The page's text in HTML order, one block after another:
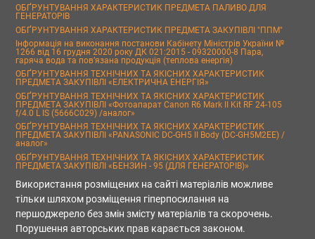
ОБҐРУНТУВАННЯ ХАРАКТЕРИСТИК ПРЕДМЕТА ПАЛИВО ДЛЯ
ГЕНЕРАТОРІВ
ОБҐРУНТУВАННЯ ХАРАКТЕРИСТИК ПРЕДМЕТА ЗАКУПІВЛІ "ППМ"
Інформація на виконання постанови Кабінету Міністрів України №
1266 від 16 грудня 2020 року ДК 021:2015 - 09320000-8 Пара,
гаряча вода та пов’язана продукція (теплова енергія)
ОБҐРУНТУВАННЯ ТЕХНІЧНИХ ТА ЯКІСНИХ ХАРАКТЕРИСТИК
ПРЕДМЕТА ЗАКУПІВЛІ «ЕЛЕКТРИЧНА ЕНЕРГІЯ»
ОБҐРУНТУВАННЯ ТЕХНІЧНИХ ТА ЯКІСНИХ ХАРАКТЕРИСТИК
ПРЕДМЕТА ЗАКУПІВЛІ «Фотоапарат Canon R6 Mark II Kit RF 24-105
f/4.0 L IS (5666C029) /аналог»
ОБҐРУНТУВАННЯ ТЕХНІЧНИХ ТА ЯКІСНИХ ХАРАКТЕРИСТИК
ПРЕДМЕТА ЗАКУПІВЛІ «PANASONIC DC-GH5 II Body (DC-GH5M2EE) /
аналог»
ОБҐРУНТУВАННЯ ТЕХНІЧНИХ ТА ЯКІСНИХ ХАРАКТЕРИСТИК
ПРЕДМЕТА ЗАКУПІВЛІ «БЕНЗИН - 95 (ДЛЯ ГЕНЕРАТОРІВ)»
Використання розміщених на сайті матеріалів можливе
тільки шляхом розміщення гіперпосилання на
першоджерело без змін змісту матеріалів та скорочень.
Порушення авторських прав карається законом.